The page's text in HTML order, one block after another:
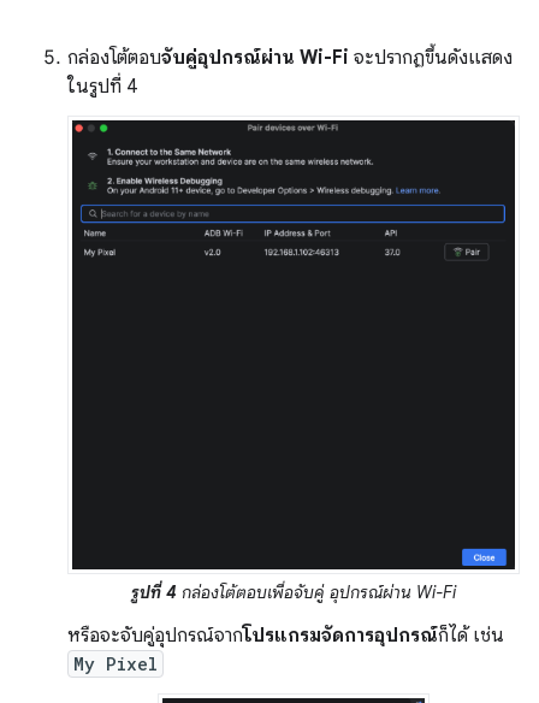
กล่องโต้ตอบจับคู่อุปกรณ์ผ่าน Wi-Fi จะปรากฏขึ้นดังแสดง
ในรูปที่ 4
รูปที่ 4 กล่องโต้ตอบเพื่อจับคู่ อุปกรณ์ผ่าน Wi-Fi
หรือจะจับคู่อุปกรณ์จากโปรแกรมจัดการอุปกรณ์ก็ได้ เช่น
My Pixel